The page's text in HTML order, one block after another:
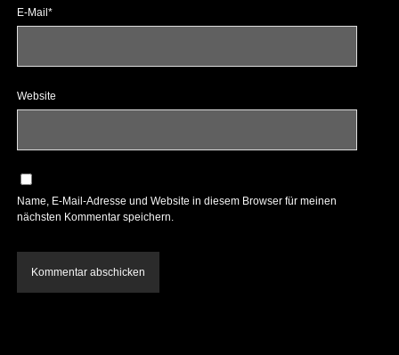
E-Mail*
Website
Name, E-Mail-Adresse und Website in diesem Browser für meinen
nächsten Kommentar speichern.